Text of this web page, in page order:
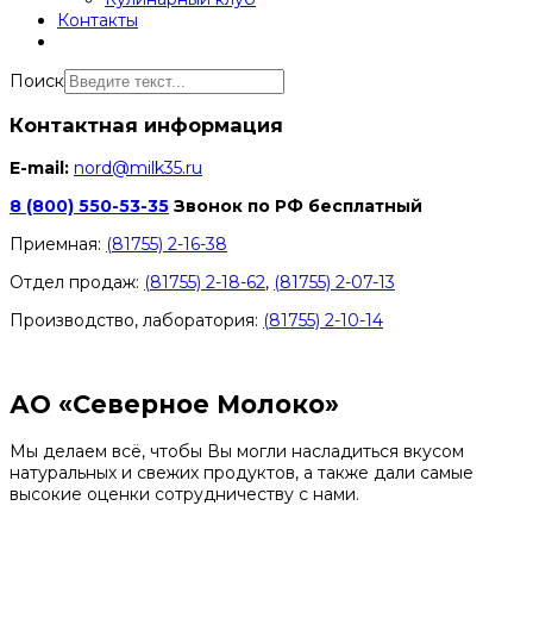
Контакты
Поиск
Контактная информация
E-mail: nord@milk35.ru
8 (800) 550-53-35 Звонок по РФ бесплатный
Приемная: (81755) 2-16-38
Отдел продаж: (81755) 2-18-62, (81755) 2-07-13
Производство, лаборатория: (81755) 2-10-14
АО «Северное Молоко»
Мы делаем всё, чтобы Вы могли насладиться вкусом
натуральных и свежих продуктов, а также дали самые
высокие оценки сотрудничеству с нами.